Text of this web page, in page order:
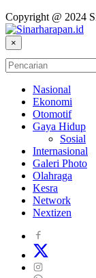
Copyright @ 2024
×
Nasional
Ekonomi
Otomotif
Gaya Hidup
Sosial
Internasional
Galeri Photo
Olahraga
Kesra
Network
Nextizen